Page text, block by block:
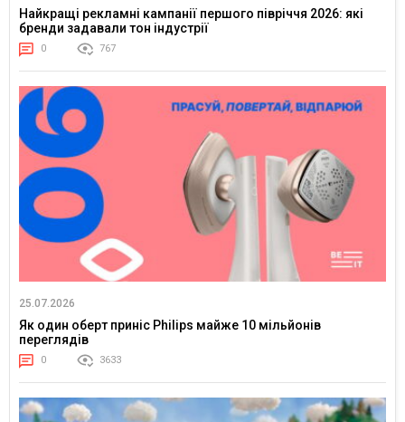
Найкращі рекламні кампанії першого півріччя 2026: які
бренди задавали тон індустрії
0 767
25.07.2026
Як один оберт приніс Philips майже 10 мільйонів
переглядів
0 3633